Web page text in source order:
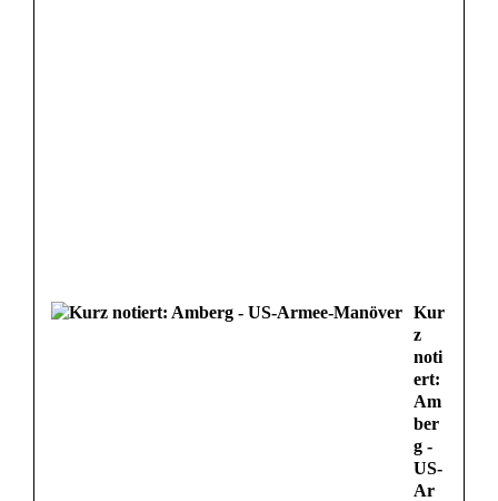
Kur
z
noti
ert:
Am
ber
g -
US-
Ar